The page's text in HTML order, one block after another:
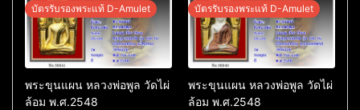
บัตรรับรองพระแท้ D-Amulet
พระขุนแผน หลวงพ่อพูล วัดไผ่
ล้อม พ.ศ.2548
บัตรรับรองพระแท้ D-Amulet
พระขุนแผน หลวงพ่อพูล วัดไผ่
ล้อม พ.ศ.2548